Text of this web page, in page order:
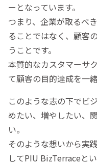
ーとなっています。
つまり、企業が取るべ
ることではなく、顧客
うことです。
本質的なカスタマーサ
て顧客の目的達成を一
このような志の下でビ
めたい、増やしたい、
い。
そのような想いから実
してPIU BizTerraceと